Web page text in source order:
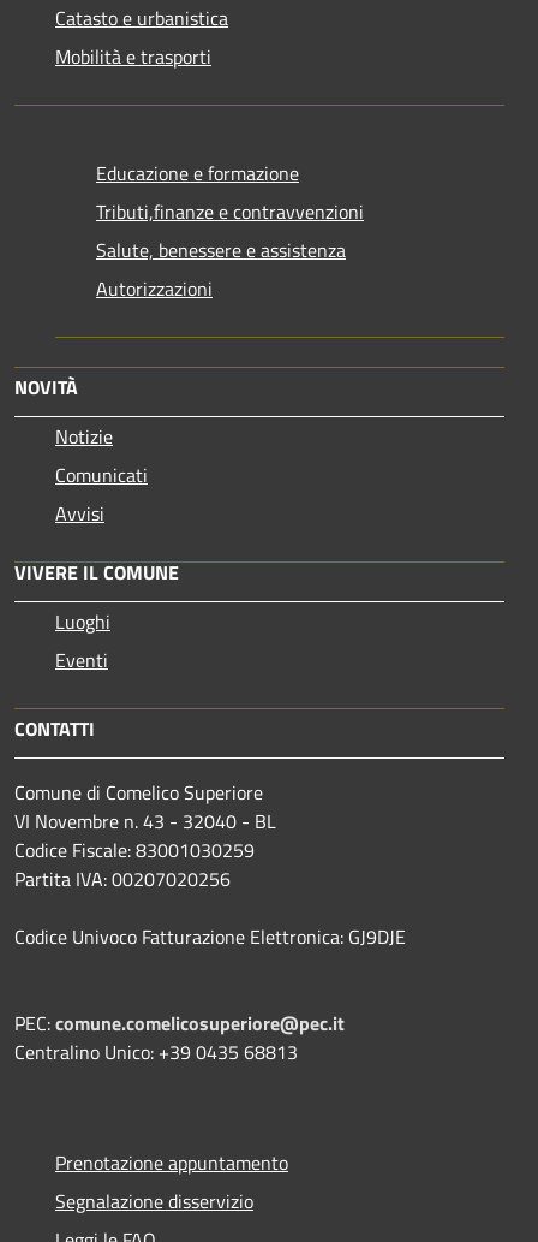
Catasto e urbanistica
Mobilità e trasporti
Educazione e formazione
Tributi,finanze e contravvenzioni
Salute, benessere e assistenza
Autorizzazioni
NOVITÀ
Notizie
Comunicati
Avvisi
VIVERE IL COMUNE
Luoghi
Eventi
CONTATTI
Comune di Comelico Superiore
VI Novembre n. 43 - 32040 - BL
Codice Fiscale: 83001030259
Partita IVA: 00207020256
Codice Univoco Fatturazione Elettronica: GJ9DJE
PEC:comune.comelicosuperiore@pec.it
Centralino Unico: +39 0435 68813
Prenotazione appuntamento
Segnalazione disservizio